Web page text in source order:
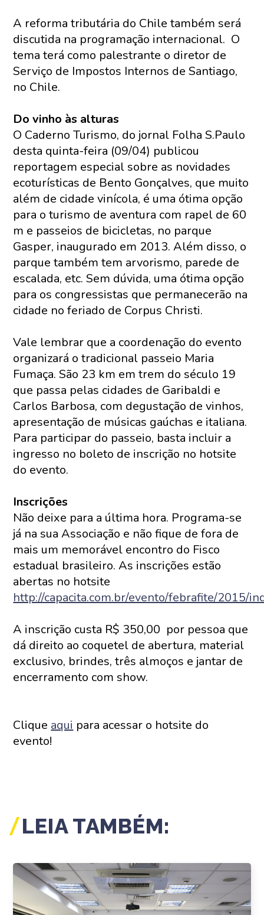
A reforma tributária do Chile também será
discutida na programação internacional. O
tema terá como palestrante o diretor de
Serviço de Impostos Internos de Santiago,
no Chile.
Do vinho às alturas
O Caderno Turismo, do jornal Folha S.Paulo
desta quinta-feira (09/04) publicou
reportagem especial sobre as novidades
ecoturísticas de Bento Gonçalves, que muito
além de cidade vinícola, é uma ótima opção
para o turismo de aventura com rapel de 60
m e passeios de bicicletas, no parque
Gasper, inaugurado em 2013. Além disso, o
parque também tem arvorismo, parede de
escalada, etc. Sem dúvida, uma ótima opção
para os congressistas que permanecerão na
cidade no feriado de Corpus Christi.
Vale lembrar que a coordenação do evento
organizará o tradicional passeio Maria
Fumaça. São 23 km em trem do século 19
que passa pelas cidades de Garibaldi e
Carlos Barbosa, com degustação de vinhos,
apresentação de músicas gaúchas e italiana.
Para participar do passeio, basta incluir a
ingresso no boleto de inscrição no hotsite
do evento.
Inscrições
Não deixe para a última hora. Programa-se
já na sua Associação e não fique de fora de
mais um memorável encontro do Fisco
estadual brasileiro. As inscrições estão
abertas no hotsite
http://capacita.com.br/evento/febrafite/2015/
A inscrição custa R$ 350,00 por pessoa que
dá direito ao coquetel de abertura, material
exclusivo, brindes, três almoços e jantar de
encerramento com show.
Clique aqui para acessar o hotsite do
evento!
LEIA TAMBÉM: